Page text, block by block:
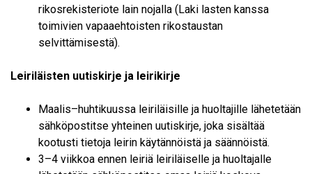
rikosrekisteriote lain nojalla (Laki lasten kanssa
toimivien vapaaehtoisten rikostaustan
selvittämisestä).
Leiriläisten uutiskirje ja leirikirje
Maalis–huhtikuussa leiriläisille ja huoltajille lähetetään
sähköpostitse yhteinen uutiskirje, joka sisältää
kootusti tietoja leirin käytännöistä ja säännöistä.
3–4 viikkoa ennen leiriä leiriläiselle ja huoltajalle